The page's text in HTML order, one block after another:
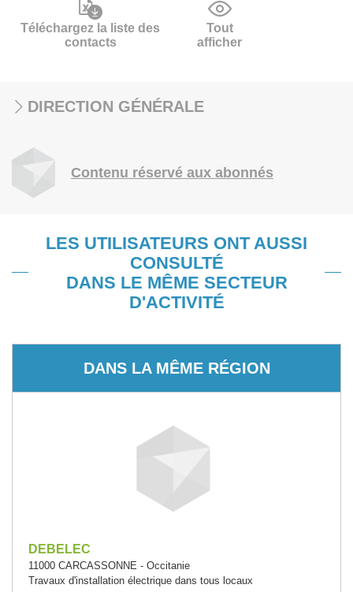
Téléchargez la liste des
contacts
Tout
afficher
DIRECTION GÉNÉRALE
Contenu réservé aux abonnés
LES UTILISATEURS ONT AUSSI
CONSULTÉ
DANS LE MÊME SECTEUR
D'ACTIVITÉ
DANS LA MÊME RÉGION
DEBELEC
11000 CARCASSONNE - Occitanie
Travaux d'installation électrique dans tous locaux